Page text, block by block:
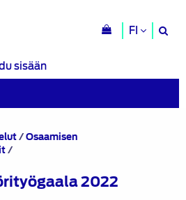
FI
sisään
/Osaamisen
/
2022
2022